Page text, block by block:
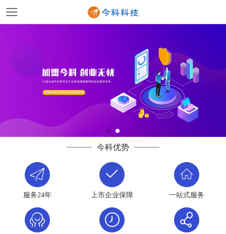
今科优势
服务24年 上市企业保障 一站式服务